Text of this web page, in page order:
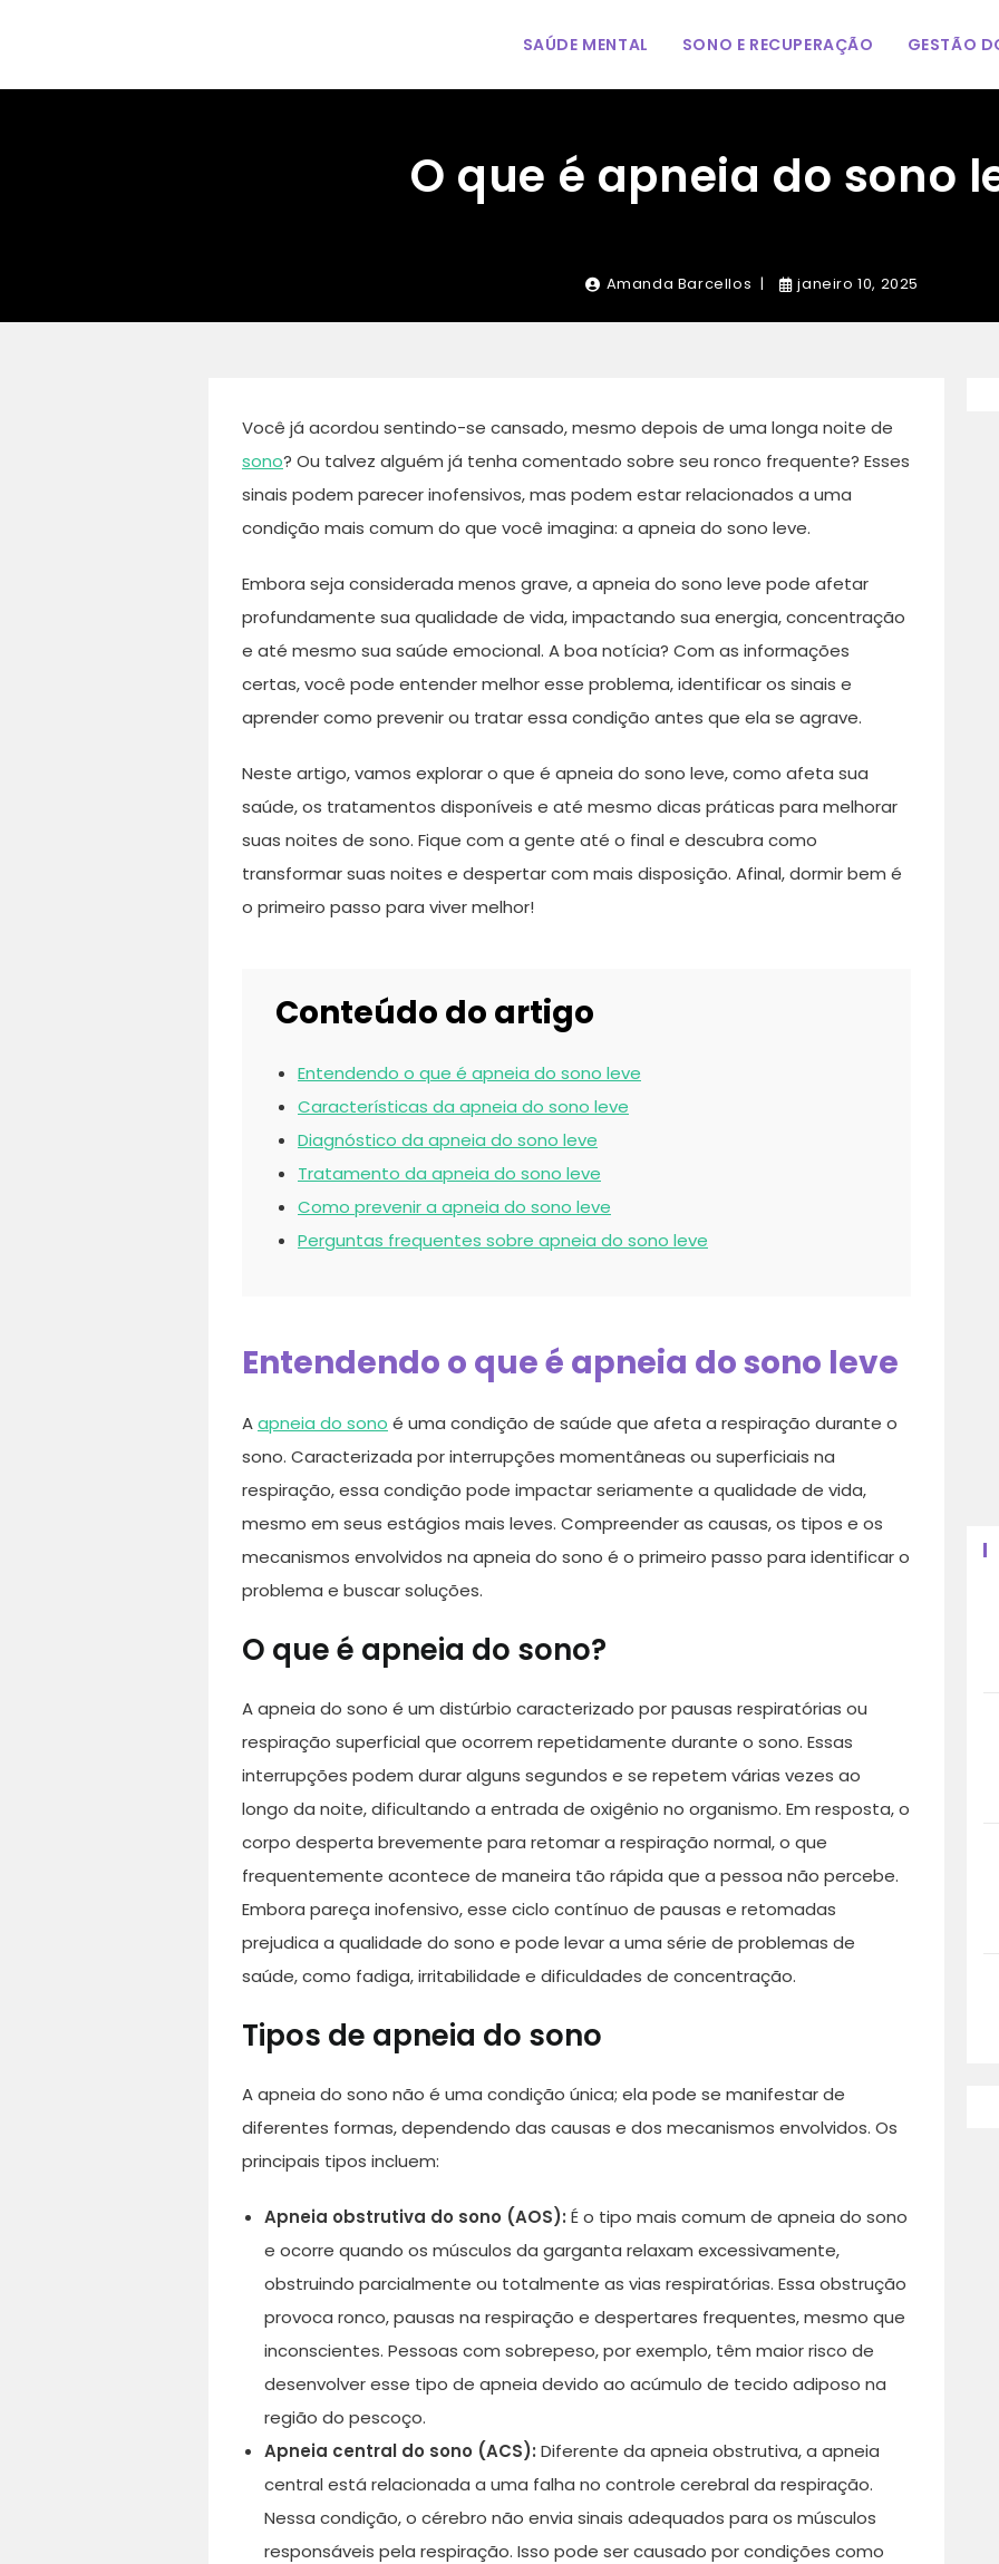
SAÚDE MENTAL SONO E RECUPERAÇÃO GESTÃO
O que é apneia do sono
Amanda Barcellos janeiro 10, 2025
Você já acordou sentindo-se cansado, mesmo depois de uma longa noite de
sono? Ou talvez alguém já tenha comentado sobre seu ronco frequente? Esses
sinais podem parecer inofensivos, mas podem estar relacionados a uma
condição mais comum do que você imagina: a apneia do sono leve.
Embora seja considerada menos grave, a apneia do sono leve pode afetar
profundamente sua qualidade de vida, impactando sua energia, concentração
e até mesmo sua saúde emocional. A boa notícia? Com as informações
certas, você pode entender melhor esse problema, identificar os sinais e
aprender como prevenir ou tratar essa condição antes que ela se agrave.
Neste artigo, vamos explorar o que é apneia do sono leve, como afeta sua
saúde, os tratamentos disponíveis e até mesmo dicas práticas para melhorar
suas noites de sono. Fique com a gente até o final e descubra como
transformar suas noites e despertar com mais disposição. Afinal, dormir bem é
o primeiro passo para viver melhor!
Conteúdo do artigo
Entendendo o que é apneia do sono leve
Características da apneia do sono leve
Diagnóstico da apneia do sono leve
Tratamento da apneia do sono leve
Como prevenir a apneia do sono leve
Perguntas frequentes sobre apneia do sono leve
Entendendo o que é apneia do sono leve
Aapneia do sono é uma condição de saúde que afeta a respiração durante o
sono. Caracterizada por interrupções momentâneas ou superficiais na
respiração, essa condição pode impactar seriamente a qualidade de vida,
mesmo em seus estágios mais leves. Compreender as causas, os tipos e os
mecanismos envolvidos na apneia do sono é o primeiro passo para identificar o
problema e buscar soluções.
O que é apneia do sono?
A apneia do sono é um distúrbio caracterizado por pausas respiratórias ou
respiração superficial que ocorrem repetidamente durante o sono. Essas
interrupções podem durar alguns segundos e se repetem várias vezes ao
longo da noite, dificultando a entrada de oxigênio no organismo. Em resposta, o
corpo desperta brevemente para retomar a respiração normal, o que
frequentemente acontece de maneira tão rápida que a pessoa não percebe.
Embora pareça inofensivo, esse ciclo contínuo de pausas e retomadas
prejudica a qualidade do sono e pode levar a uma série de problemas de
saúde, como fadiga, irritabilidade e dificuldades de concentração.
Tipos de apneia do sono
A apneia do sono não é uma condição única; ela pode se manifestar de
diferentes formas, dependendo das causas e dos mecanismos envolvidos. Os
principais tipos incluem:
Apneia obstrutiva do sono (AOS): É o tipo mais comum de apneia do sono
e ocorre quando os músculos da garganta relaxam excessivamente,
obstruindo parcialmente ou totalmente as vias respiratórias. Essa obstrução
provoca ronco, pausas na respiração e despertares frequentes, mesmo que
inconscientes. Pessoas com sobrepeso, por exemplo, têm maior risco de
desenvolver esse tipo de apneia devido ao acúmulo de tecido adiposo na
região do pescoço.
Apneia central do sono (ACS): Diferente da apneia obstrutiva, a apneia
central está relacionada a uma falha no controle cerebral da respiração.
Nessa condição, o cérebro não envia sinais adequados para os músculos
responsáveis pela respiração. Isso pode ser causado por condições como